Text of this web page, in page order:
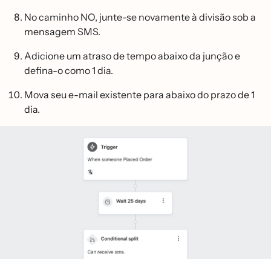
No caminho NO, junte-se novamente à divisão sob a
mensagem SMS.
Adicione um atraso de tempo abaixo da junção e
defina-o como 1 dia.
Mova seu e-mail existente para abaixo do prazo de 1
dia.